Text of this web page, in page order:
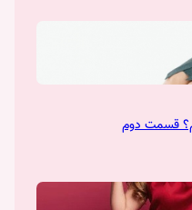
قسمت دوم